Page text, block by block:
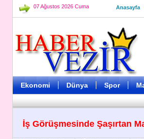
07 Ağustos 2026 Cuma Anasayfa
Ekonomi Dünya Spor
İş Görüşmesinde Şaşırtan